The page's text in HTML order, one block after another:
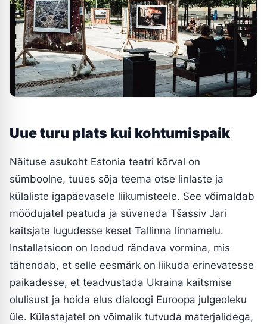
Uue turu plats kui kohtumispaik
Näituse asukoht Estonia teatri kõrval on
sümboolne, tuues sõja teema otse linlaste ja
külaliste igapäevasele liikumisteele. See võimaldab
möödujatel peatuda ja süveneda Tšassiv Jari
kaitsjate lugudesse keset Tallinna linnamelu.
Installatsioon on loodud rändava vormina, mis
tähendab, et selle eesmärk on liikuda erinevatesse
paikadesse, et teadvustada Ukraina kaitsmise
olulisust ja hoida elus dialoogi Euroopa julgeoleku
üle. Külastajatel on võimalik tutvuda materjalidega,